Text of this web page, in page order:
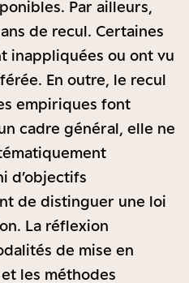
Par ailleurs,
de recul. Certaines
inappliquées ou ont vu
En outre, le recul
empiriques font
cadre général, elle ne
d’objectifs
de distinguer une loi
La réflexion
de mise en
les méthodes